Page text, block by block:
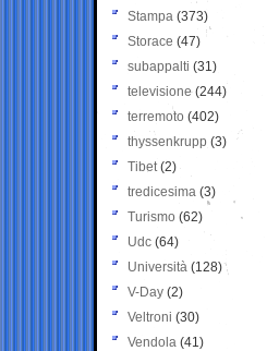
Stampa (373)
Storace (47)
subappalti (31)
televisione(244)
terremoto (402)
thyssenkrupp (3)
Tibet(2)
tredicesima (3)
Turismo (62)
Udc (64)
Università (128)
V-Day (2)
Veltroni (30)
Vendola (41)